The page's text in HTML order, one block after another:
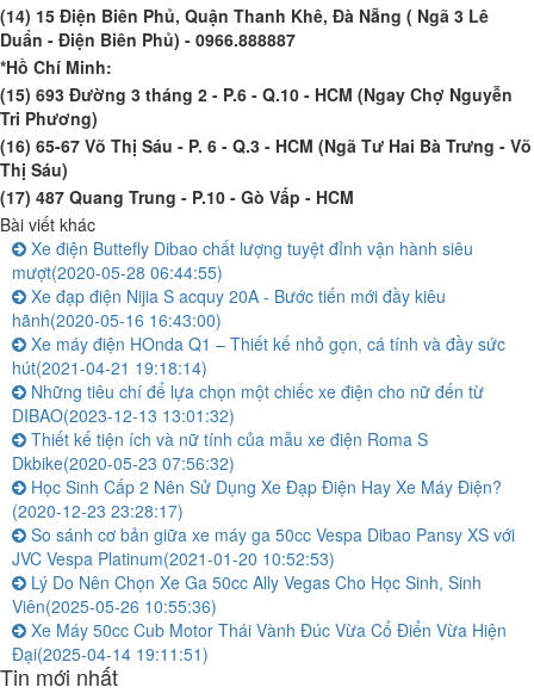
(14) 15 Điện Biên Phủ, Quận Thanh Khê, Đà Nẵng ( Ngã 3 Lê
Duẩn - Điện Biên Phủ) - 0966.888887
*Hồ Chí Minh:
(15) 693 Đường 3 tháng 2 - P.6 - Q.10 - HCM (Ngay Chợ Nguyễn
Tri Phương)
(16) 65-67 Võ Thị Sáu - P. 6 - Q.3 - HCM (Ngã Tư Hai Bà Trưng - Võ
Thị Sáu)
(17) 487 Quang Trung - P.10 - Gò Vấp - HCM
Bài viết khác
Xe điện Buttefly Dibao chất lượng tuyệt đỉnh vận hành siêu
mượt(2020-05-28 06:44:55)
Xe đạp điện Nijia S acquy 20A - Bước tiến mới đầy kiêu
hãnh(2020-05-16 16:43:00)
Xe máy điện HOnda Q1 – Thiết kế nhỏ gọn, cá tính và đầy sức
hút(2021-04-21 19:18:14)
Những tiêu chí để lựa chọn một chiếc xe điện cho nữ đến từ
DIBAO(2023-12-13 13:01:32)
Thiết kế tiện ích và nữ tính của mẫu xe điện Roma S
Dkbike(2020-05-23 07:56:32)
Học Sinh Cấp 2 Nên Sử Dụng Xe Đạp Điện Hay Xe Máy Điện?
(2020-12-23 23:28:17)
So sánh cơ bản giữa xe máy ga 50cc Vespa Dibao Pansy XS với
JVC Vespa Platinum(2021-01-20 10:52:53)
Lý Do Nên Chọn Xe Ga 50cc Ally Vegas Cho Học Sinh, Sinh
Viên(2025-05-26 10:55:36)
Xe Máy 50cc Cub Motor Thái Vành Đúc Vừa Cổ Điển Vừa Hiện
Đại(2025-04-14 19:11:51)
Tin mới nhất